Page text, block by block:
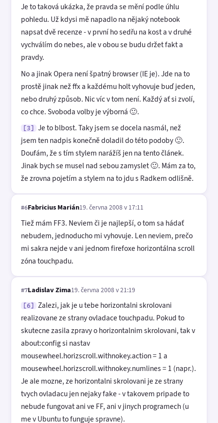
Je to taková ukázka, že pravda se mění podle úhlu
pohledu. Už kdysi mě napadlo na nějaký notebook
napsat dvě recenze - v první ho sedřu na kost a v druhé
vychválím do nebes, ale v obou se budu držet fakt a
pravdy.
No a jinak Opera není špatný browser (IE je). Jde na to
prostě jinak než ffx a každému holt vyhovuje buď jeden,
nebo druhý způsob. Nic víc v tom není. Každý ať si zvolí,
co chce. Svoboda volby je výborná 🙂.
[3]
Je to blbost. Taky jsem se docela nasmál, než
jsem ten nadpis konečně doladil do této podoby 🙂.
Doufám, že s tím stylem narážíš jen na tento článek.
Jinak bych se musel nad sebou zamyslet 🙂. Mám za to,
že zrovna pojetím a stylem na to jdu s Radkem odlišně.
#6Fabricius Marián19. června 2008 v 17:11
Tiež mám FF3. Neviem či je najlepší, o tom sa hádať
nebudem, jednoducho mi vyhovuje. Len neviem, prečo
mi sakra nejde v ani jednom firefoxe horizontálna scroll
zóna touchpadu.
#7Ladislav Zima19. června 2008 v 21:19
[6]
Zalezi, jak je u tebe horizontalni skrolovani
realizovane ze strany ovladace touchpadu. Pokud to
skutecne zasila zpravy o horizontalnim skrolovani, tak v
about:config si nastav
mousewheel.horizscroll.withnokey.action = 1 a
mousewheel.horizscroll.withnokey.numlines = 1 (napr.).
Je ale mozne, ze horizontalni skrolovani je ze strany
tvych ovladacu jen nejaky fake - v takovem pripade to
nebude fungovat ani ve FF, ani v jinych programech (u
me v Ubuntu to funguje spravne).